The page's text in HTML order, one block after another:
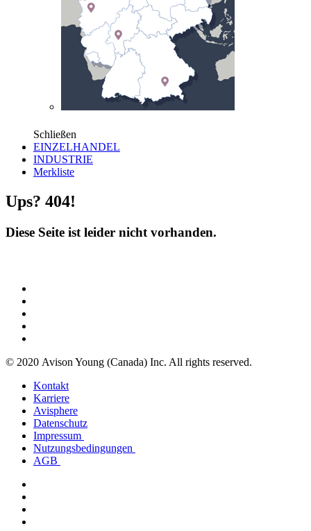
Schließen
EINZELHANDEL
INDUSTRIE
Merkliste
Ups? 404!
Diese Seite ist leider nicht vorhanden.
© 2020 Avison Young (Canada) Inc. All rights reserved.
Kontakt
Karriere
Avisphere
Datenschutz
Impressum
Nutzungsbedingungen
AGB